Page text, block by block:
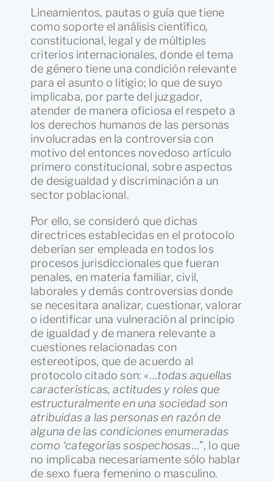
Lineamientos, pautas o guía que tiene
como soporte el análisis científico,
constitucional, legal y de múltiples
criterios internacionales, donde el tema
de género tiene una condición relevante
para el asunto o litigio; lo que de suyo
implicaba, por parte del juzgador,
atender de manera oficiosa el respeto a
los derechos humanos de las personas
involucradas en la controversia con
motivo del entonces novedoso artículo
primero constitucional, sobre aspectos
de desigualdad y discriminación a un
sector poblacional.
Por ello, se consideró que dichas
directrices establecidas en el protocolo
deberían ser empleada en todos los
procesos jurisdiccionales que fueran
penales, en materia familiar, civil,
laborales y demás controversias donde
se necesitara analizar, cuestionar, valorar
o identificar una vulneración al principio
de igualdad y de manera relevante a
cuestiones relacionadas con
estereotipos, que de acuerdo al
protocolo citado son: «…todas aquellas
características, actitudes y roles que
estructuralmente en una sociedad son
atribuidas a las personas en razón de
alguna de las condiciones enumeradas
como ‘categorías sospechosas…”, lo que
no implicaba necesariamente sólo hablar
de sexo fuera femenino o masculino.